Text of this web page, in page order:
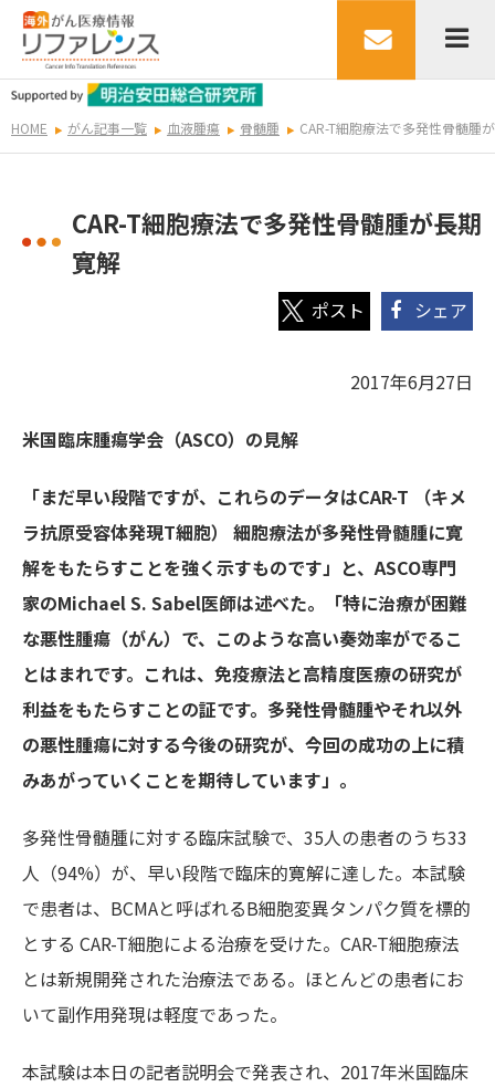
HOME がん記事一覧 血液腫瘍 骨髄腫 CAR-T細胞療法で多発性骨髄腫
CAR-T細胞療法で多発性骨髄腫が長期
寛解
シェア
2017年6月27日
米国臨床腫瘍学会（ASCO）の見解
「まだ早い段階ですが、これらのデータはCAR-T （キメ
ラ抗原受容体発現T細胞） 細胞療法が多発性骨髄腫に寛
解をもたらすことを強く示すものです」と、ASCO専門
家のMichael S. Sabel医師は述べた。「特に治療が困難
な悪性腫瘍（がん）で、このような高い奏効率がでるこ
とはまれです。これは、免疫療法と高精度医療の研究が
利益をもたらすことの証です。多発性骨髄腫やそれ以外
の悪性腫瘍に対する今後の研究が、今回の成功の上に積
みあがっていくことを期待しています」。
多発性骨髄腫に対する臨床試験で、35人の患者のうち33
人（94%）が、早い段階で臨床的寛解に達した。本試験
で患者は、BCMAと呼ばれるB細胞変異タンパク質を標的
とする CAR-T細胞による治療を受けた。CAR-T細胞療法
とは新規開発された治療法である。ほとんどの患者にお
いて副作用発現は軽度であった。
本試験は本日の記者説明会で発表され、2017年米国臨床